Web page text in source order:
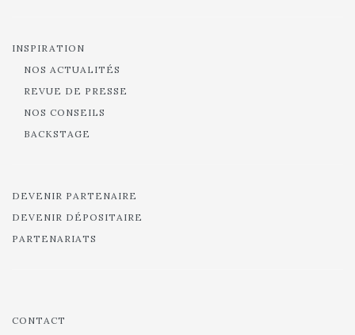
INSPIRATION
NOS ACTUALITÉS
REVUE DE PRESSE
NOS CONSEILS
BACKSTAGE
DEVENIR PARTENAIRE
DEVENIR DÉPOSITAIRE
PARTENARIATS
CONTACT